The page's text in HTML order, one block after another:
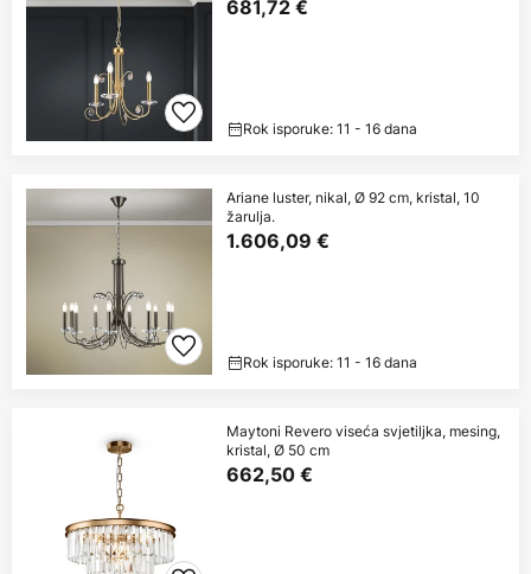
681,72 €
Rok isporuke: 11 - 16 dana
Ariane luster, nikal, Ø 92 cm, kristal, 10
žarulja.
1.606,09 €
Rok isporuke: 11 - 16 dana
Maytoni Revero viseća svjetiljka, mesing,
kristal, Ø 50 cm
662,50 €